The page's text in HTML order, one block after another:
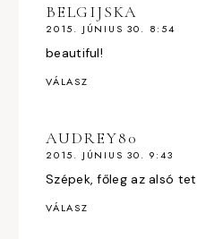
BELGIJSKA
2015. JÚNIUS 30. 8:54
beautiful!
VÁLASZ
AUDREY80
2015. JÚNIUS 30. 9:43
Szépek, főleg az alsó
VÁLASZ